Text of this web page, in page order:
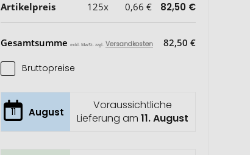
Artikelpreis 125x 0,66 € 82,50 €
Gesamtsumme exkl. MwSt. zzgl. Versandkosten 82,50 €
Bruttopreise
11 August
Voraussichtliche
Lieferung am 11. August